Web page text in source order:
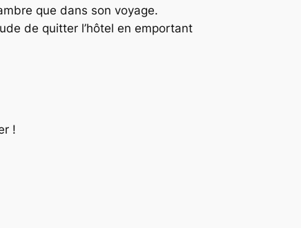
que dans son voyage.
de quitter l’hôtel en emportant
!